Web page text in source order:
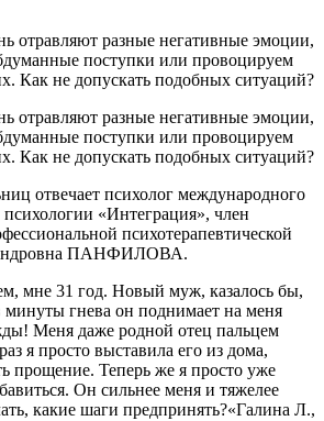
отравляют разные негативные эмоции,
поступки или провоцируем
Как не допускать подобных ситуаций?
отравляют разные негативные эмоции,
поступки или провоцируем
Как не допускать подобных ситуаций?
отвечает психолог международного
психологии «Интеграция», член
психотерапевтической
ПАНФИЛОВА.
мне 31 год. Новый муж, казалось бы,
минуты гнева он поднимает на меня
Меня даже родной отец пальцем
я просто выставила его из дома,
прощение. Теперь же я просто уже
Он сильнее меня и тяжелее
какие шаги предпринять?«Галина Л.,